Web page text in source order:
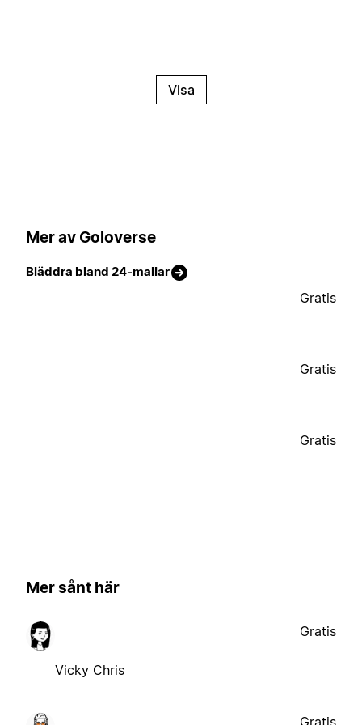
Visa
Mer av Goloverse
Bläddra bland 24-mallar
Gratis
Gratis
Gratis
Mer sånt här
Vicky Chris
Gratis
Gratis